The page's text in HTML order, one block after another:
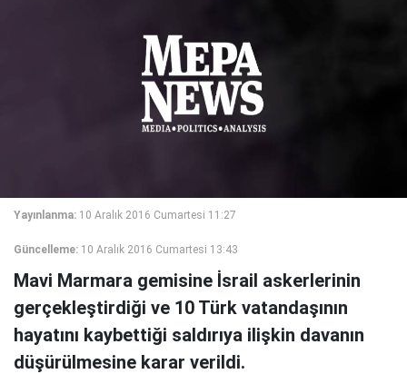
Yayınlanma: 10 Aralık 2016 Cumartesi 11:27
Güncelleme: 10 Aralık 2016 Cumartesi 13:43
Mavi Marmara gemisine İsrail askerlerinin
gerçekleştirdiği ve 10 Türk vatandaşının
hayatını kaybettiği saldırıya ilişkin davanın
düşürülmesine karar verildi.